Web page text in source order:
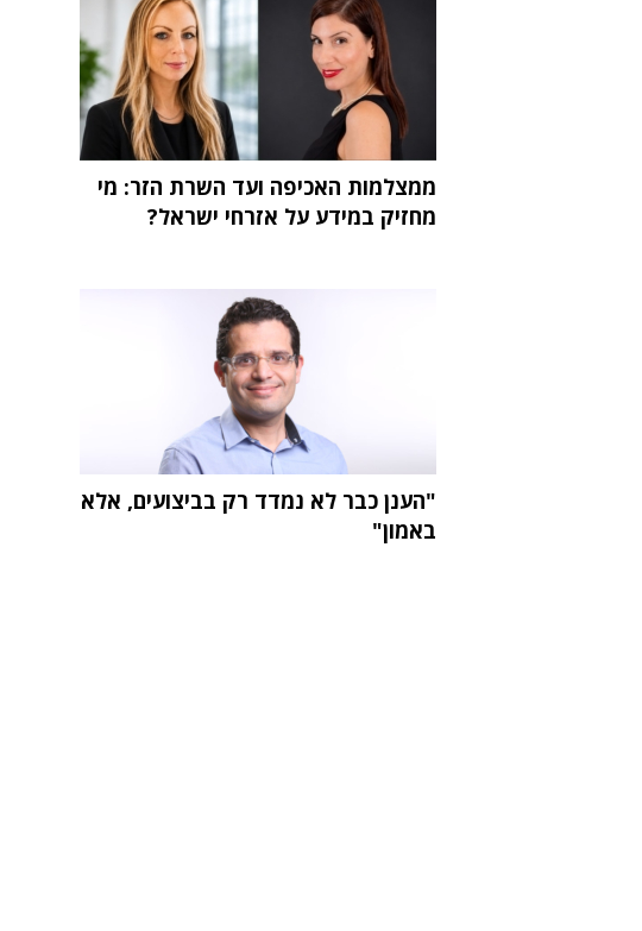
ממצלמות האכיפה ועד השרת הזר: מי
מחזיק במידע על אזרחי ישראל?
"הענן כבר לא נמדד רק בביצועים, אלא
באמון"